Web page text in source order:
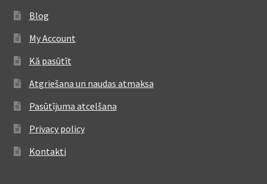
Blog
My Account
Kā pasūtīt
Atgriešana un naudas atmaksa
Pasūtījuma atcelšana
Privacy policy
Kontakti